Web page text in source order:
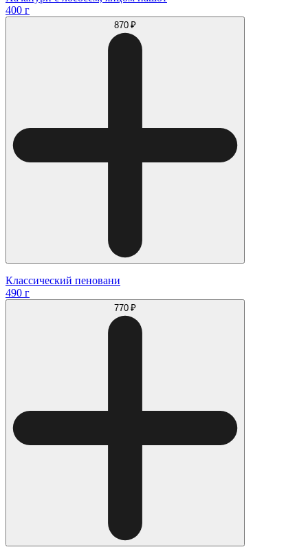
400 г
870 ₽
Классический пеновани
490 г
770 ₽